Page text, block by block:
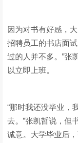
因为对书有好感，
招聘员工的书店面
过的人并不多。”张
以立即上班。
“那时我还没毕业，
去。”张凯哲说，但
诚意。大学毕业后